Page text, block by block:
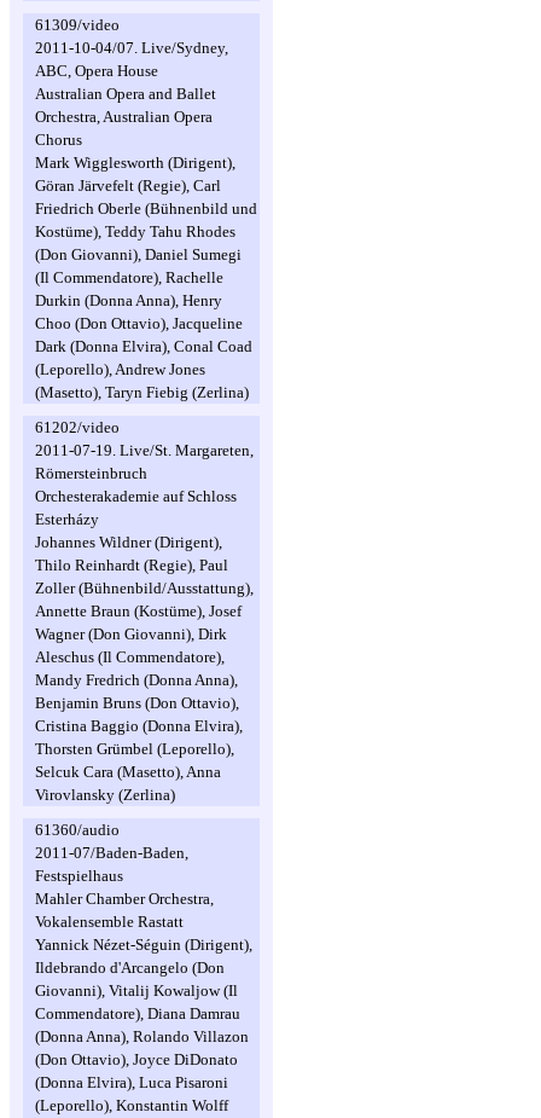
61309/video
2011-10-04/07. Live/Sydney,
ABC, Opera House
Australian Opera and Ballet
Orchestra, Australian Opera
Chorus
Mark Wigglesworth (Dirigent),
Göran Järvefelt (Regie), Carl
Friedrich Oberle (Bühnenbild und
Kostüme), Teddy Tahu Rhodes
(Don Giovanni), Daniel Sumegi
(Il Commendatore), Rachelle
Durkin (Donna Anna), Henry
Choo (Don Ottavio), Jacqueline
Dark (Donna Elvira), Conal Coad
(Leporello), Andrew Jones
(Masetto), Taryn Fiebig (Zerlina)
61202/video
2011-07-19. Live/St. Margareten,
Römersteinbruch
Orchesterakademie auf Schloss
Esterházy
Johannes Wildner (Dirigent),
Thilo Reinhardt (Regie), Paul
Zoller (Bühnenbild/Ausstattung),
Annette Braun (Kostüme), Josef
Wagner (Don Giovanni), Dirk
Aleschus (Il Commendatore),
Mandy Fredrich (Donna Anna),
Benjamin Bruns (Don Ottavio),
Cristina Baggio (Donna Elvira),
Thorsten Grümbel (Leporello),
Selcuk Cara (Masetto), Anna
Virovlansky (Zerlina)
61360/audio
2011-07/Baden-Baden,
Festspielhaus
Mahler Chamber Orchestra,
Vokalensemble Rastatt
Yannick Nézet-Séguin (Dirigent),
Ildebrando d'Arcangelo (Don
Giovanni), Vitalij Kowaljow (Il
Commendatore), Diana Damrau
(Donna Anna), Rolando Villazon
(Don Ottavio), Joyce DiDonato
(Donna Elvira), Luca Pisaroni
(Leporello), Konstantin Wolff